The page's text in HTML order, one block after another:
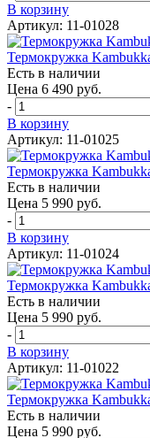
В корзину
Артикул: 11-01028
Термокружка
Есть в наличии
Цена 6 490 руб.
-
В корзину
Артикул: 11-01025
Термокружка
Есть в наличии
Цена 5 990 руб.
-
В корзину
Артикул: 11-01024
Термокружка
Есть в наличии
Цена 5 990 руб.
-
В корзину
Артикул: 11-01022
Термокружка
Есть в наличии
Цена 5 990 руб.